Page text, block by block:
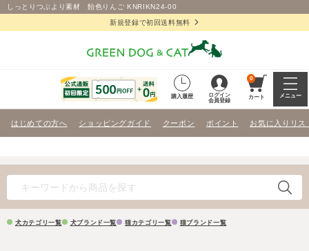
しっとりつぶより素材 飴色りんご KNRIKN24-00
新規登録で初回送料無料
購入履歴
ログイン
会員登録
0
カート メニュー
はじめての方へ ショッピングガイド クーポン ポイント お気に入りリス
犬カテゴリ一覧 犬ブランド一覧 猫カテゴリ一覧 猫ブランド一覧